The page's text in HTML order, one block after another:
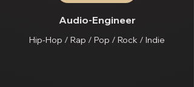
Audio-Engineer
Hip-Hop / Rap / Pop / Rock / Indie